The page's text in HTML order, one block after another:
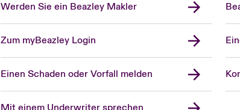
Werden Sie ein Beazley Makler
Zum myBeazley Login
Einen Schaden oder Vorfall melden